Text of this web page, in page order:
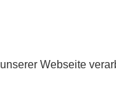
Webseite